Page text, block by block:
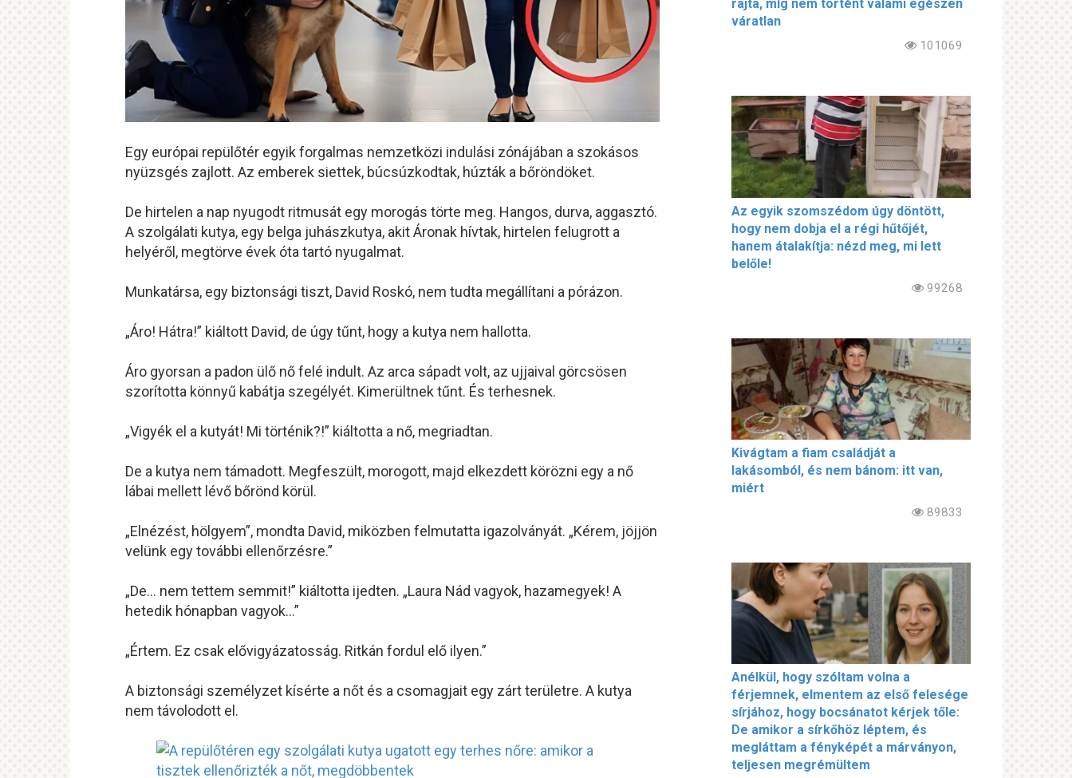
Egy európai repülőtér egyik forgalmas nemzetközi indulási zónájában a szokásos
nyüzsgés zajlott. Az emberek siettek, búcsúzkodtak, húzták a bőröndöket.
De hirtelen a nap nyugodt ritmusát egy morogás törte meg. Hangos, durva, aggasztó.
A szolgálati kutya, egy belga juhászkutya, akit Áronak hívtak, hirtelen felugrott a
helyéről, megtörve évek óta tartó nyugalmat.
Munkatársa, egy biztonsági tiszt, David Roskó, nem tudta megállítani a pórázon.
„Áro! Hátra!” kiáltott David, de úgy tűnt, hogy a kutya nem hallotta.
Áro gyorsan a padon ülő nő felé indult. Az arca sápadt volt, az ujjaival görcsösen
szorította könnyű kabátja szegélyét. Kimerültnek tűnt. És terhesnek.
„Vigyék el a kutyát! Mi történik?!” kiáltotta a nő, megriadtan.
De a kutya nem támadott. Megfeszült, morogott, majd elkezdett körözni egy a nő
lábai mellett lévő bőrönd körül.
„Elnézést, hölgyem”, mondta David, miközben felmutatta igazolványát. „Kérem, jöjjön
velünk egy további ellenőrzésre.”
„De… nem tettem semmit!” kiáltotta ijedten. „Laura Nád vagyok, hazamegyek! A
hetedik hónapban vagyok…”
„Értem. Ez csak elővigyázatosság. Ritkán fordul elő ilyen.”
A biztonsági személyzet kísérte a nőt és a csomagjait egy zárt területre. A kutya
nem távolodott el.
rajta, míg nem történt valami egészen
váratlan
101069
Az egyik szomszédom úgy döntött,
hogy nem dobja el a régi hűtőjét,
hanem átalakítja: nézd meg, mi lett
belőle!
99268
Kivágtam a fiam családját a
lakásomból, és nem bánom: itt van,
miért
89833
Anélkül, hogy szóltam volna a
férjemnek, elmentem az első felesége
sírjához, hogy bocsánatot kérjek tőle:
De amikor a sírkőhöz léptem, és
megláttam a fényképét a márványon,
teljesen megrémültem